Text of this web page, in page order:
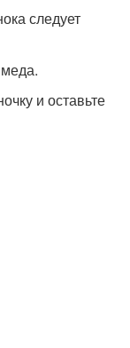
следует
и оставьте